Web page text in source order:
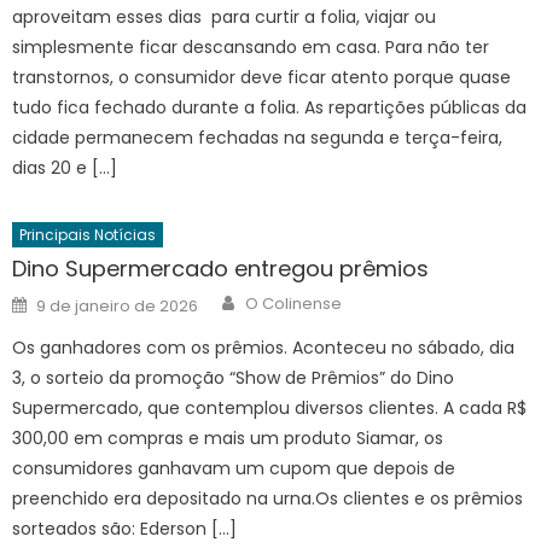
aproveitam esses dias para curtir a folia, viajar ou
simplesmente ficar descansando em casa. Para não ter
transtornos, o consumidor deve ficar atento porque quase
tudo fica fechado durante a folia. As repartições públicas da
cidade permanecem fechadas na segunda e terça-feira,
dias 20 e […]
Principais Notícias
Dino Supermercado entregou prêmios
Posted
on
9 de janeiro de 2026 Author
O Colinense
Os ganhadores com os prêmios. Aconteceu no sábado, dia
3, o sorteio da promoção “Show de Prêmios” do Dino
Supermercado, que contemplou diversos clientes. A cada R$
300,00 em compras e mais um produto Siamar, os
consumidores ganhavam um cupom que depois de
preenchido era depositado na urna.Os clientes e os prêmios
sorteados são: Ederson […]